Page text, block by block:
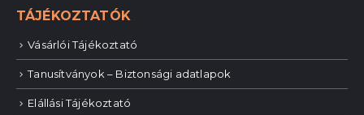
TÁJÉKOZTATÓK
Vásárlói Tájékoztató
Tanusítványok – Biztonsági adatlapok
Elállási Tájékoztató